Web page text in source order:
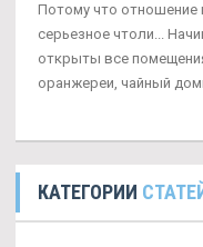
Потому что отношение
серьезное чтоли...
открыты все
оранжереи, чайный
КАТЕГОРИИ